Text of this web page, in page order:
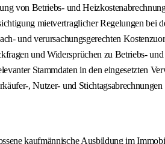
von Betriebs- und
mietvertraglicher Regelungen bei
und verursachungsgerechten
und Widersprüchen zu Betriebs-
Stammdaten in den eingesetzten
, Nutzer- und Stichtagsabrechnungen
kaufmännische Ausbildung im